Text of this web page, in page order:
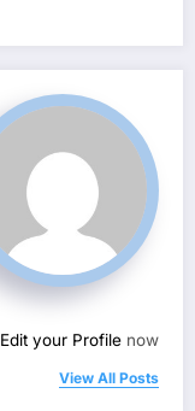
Edit your Profile now.
View All Posts